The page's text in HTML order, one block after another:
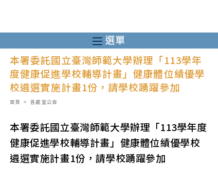
至
主
內
選單
本署委託國立臺灣師範大學辦理「113學年
度健康促進學校輔導計畫」健康體位績優學
校遴選實施計畫1份，請學校踴躍參加
首頁 > 各處室公告
本署委託國立臺灣師範大學辦理「113學年度
健康促進學校輔導計畫」健康體位績優學校
遴選實施計畫1份，請學校踴躍參加